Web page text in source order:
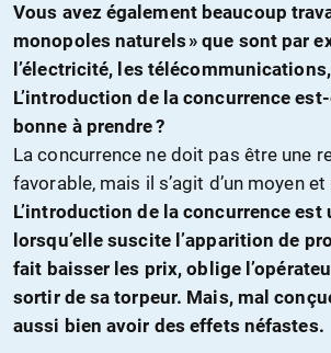
Vous avez également beaucoup
monopoles naturels » que sont par
l’électricité, les
L’introduction de la concurrence
bonne à prendre ?
La concurrence ne doit pas être une
favorable, mais il s’agit d’un moyen et
L’introduction de la concurrence est
lorsqu’elle suscite l’apparition de
fait baisser les prix, oblige
sortir de sa torpeur. Mais, mal
aussi bien avoir des effets néfastes.